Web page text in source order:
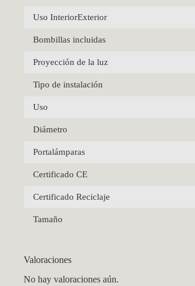
Uso InteriorExterior
Bombillas incluidas
Proyección de la luz
Tipo de instalación
Uso
Diámetro
Portalámparas
Certificado CE
Certificado Reciclaje
Tamaño
Valoraciones
No hay valoraciones aún.